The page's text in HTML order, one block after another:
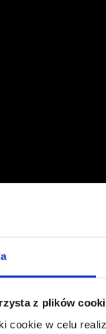
z plików
cookie w celu